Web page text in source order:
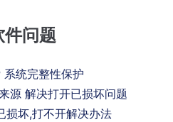
问题
统完整性保护
源 解决打开已损坏问题
损坏,打不开解决办法